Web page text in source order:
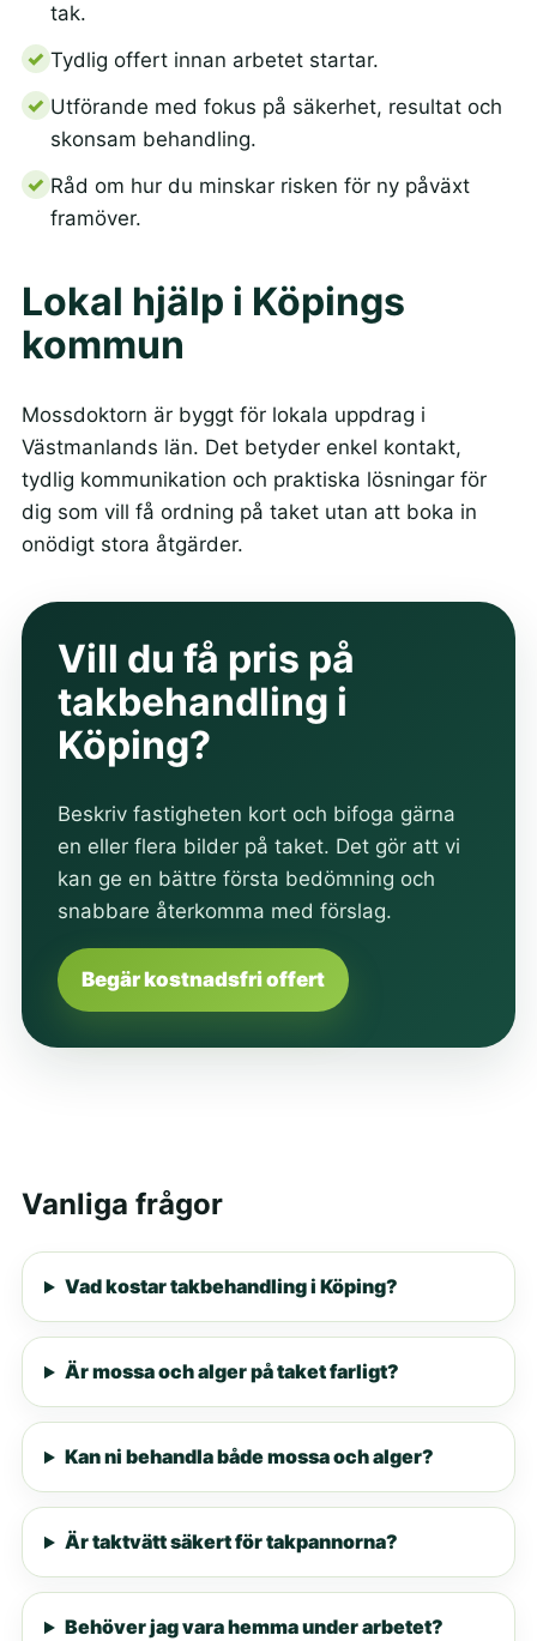
tak.
Tydlig offert innan arbetet startar.
Utförande med fokus på säkerhet, resultat och
skonsam behandling.
Råd om hur du minskar risken för ny påväxt
framöver.
Lokal hjälp i Köpings
kommun
Mossdoktorn är byggt för lokala uppdrag i
Västmanlands län. Det betyder enkel kontakt,
tydlig kommunikation och praktiska lösningar för
dig som vill få ordning på taket utan att boka in
onödigt stora åtgärder.
Vill du få pris på
takbehandling i
Köping?
Beskriv fastigheten kort och bifoga gärna
en eller flera bilder på taket. Det gör att vi
kan ge en bättre första bedömning och
snabbare återkomma med förslag.
Begär kostnadsfri offert
Vanliga frågor
Vad kostar takbehandling i Köping?
Är mossa och alger på taket farligt?
Kan ni behandla både mossa och alger?
Är taktvätt säkert för takpannorna?
Behöver jag vara hemma under arbetet?